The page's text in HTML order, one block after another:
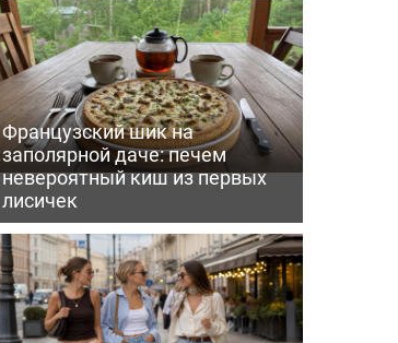
Французский шик на
заполярной даче: печем
невероятный киш из первых
лисичек